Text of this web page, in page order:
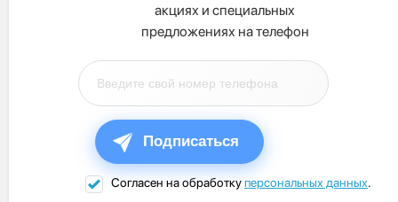
акциях и специальных
предложениях на телефон
Подписаться
Согласен на обработкуперсональных данных.